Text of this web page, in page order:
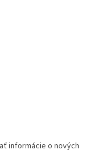
informácie o nových